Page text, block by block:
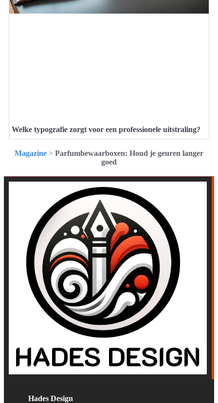
Welke typografie zorgt voor een professionele uitstraling?
Magazine > Parfumbewaarboxen: Houd je geuren langer
goed
Hades Design